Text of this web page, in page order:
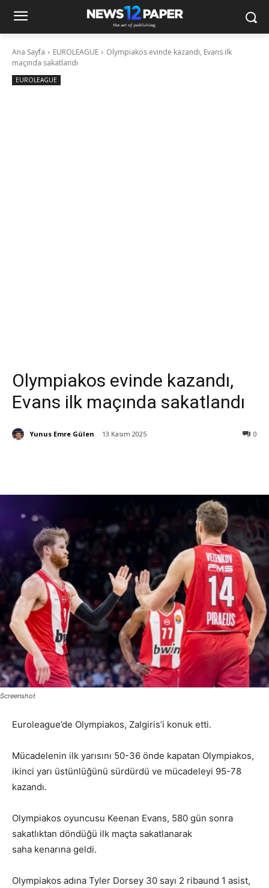
Ana Sayfa EUROLEAGUE
Olympiakos evinde kazandı, Evans ilk
maçında sakatlandı
EUROLEAGUE
Olympiakos evinde kazandı,
Evans ilk maçında sakatlandı
Yunus Emre Gülen 13 Kasım 2025 0
Screenshot
Euroleague’de Olympiakos, Zalgiris’i konuk etti.
Mücadelenin ilk yarısını 50-36 önde kapatan Olympiakos,
ikinci yarı üstünlüğünü sürdürdü ve mücadeleyi 95-78
kazandı.
Olympiakos oyuncusu Keenan Evans, 580 gün sonra
sakatlıktan döndüğü ilk maçta sakatlanarak
saha kenarına geldi.
Olympiakos adına Tyler Dorsey 30 sayı 2 ribaund 1 asist,